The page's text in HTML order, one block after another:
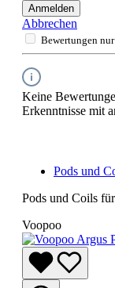
Anmelden
Abbrechen
Bewertungen
Keine
Erkenntnisse mit
Pods und
Pods und Coils
Voopoo